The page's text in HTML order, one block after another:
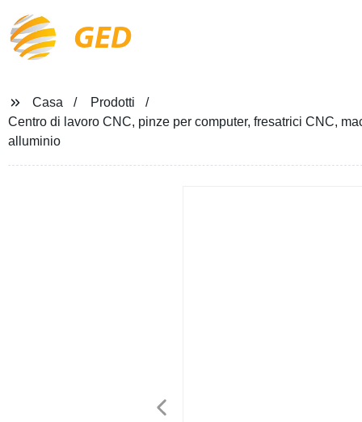
GED
Casa
Prodotti
Centro di lavoro CNC, pinze per computer, fresatrici CNC,
alluminio